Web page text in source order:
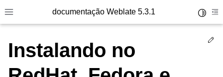
Toggle site navigation sidebar
documentação Weblate 5.3.1
Instalando no